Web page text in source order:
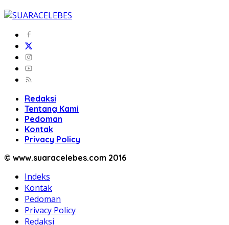
Redaksi
Tentang Kami
Pedoman
Kontak
Privacy Policy
© www.suaracelebes.com 2016
Indeks
Kontak
Pedoman
Privacy Policy
Redaksi